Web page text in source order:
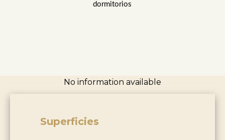
dormitorios
No information available
Superficies